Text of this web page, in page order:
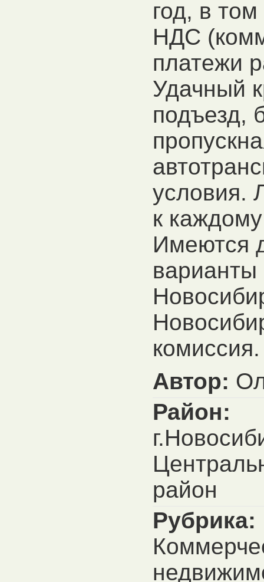
год, в
НДС
платежи
Удачный
подъезд,
условия.
к
Имеются
комиссия.
Автор:
Район:
район
Рубрика: